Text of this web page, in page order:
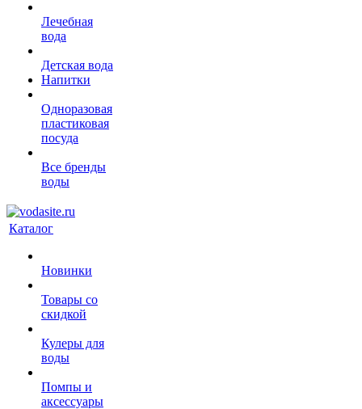
Лечебная
вода
Детская вода
Напитки
Одноразовая
пластиковая
посуда
Все бренды
воды
Каталог
Новинки
Товары со
скидкой
Кулеры для
воды
Помпы и
аксессуары